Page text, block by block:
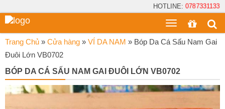
HOTLINE: 0787331133
Toggle
menu
Trang Chủ » Cửa hàng » VÍ DA NAM » Bóp Da Cá Sấu Nam Gai
Đuôi Lớn VB0702
BÓP DA CÁ SẤU NAM GAI ĐUÔI LỚN VB0702